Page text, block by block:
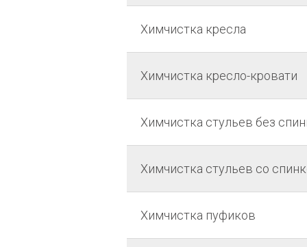
Химчистка кресла
Химчистка кресло-кровати
Химчистка стульев без
Химчистка стульев со
Химчистка пуфиков